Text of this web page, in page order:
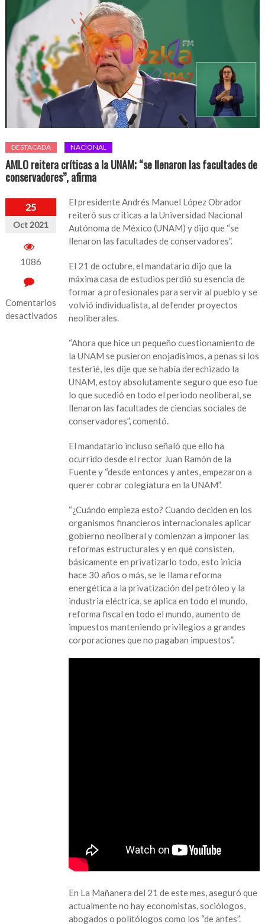
DESTACADA NACIONAL
AMLO reitera críticas a la UNAM; “se llenaron las facultades de
conservadores”, afirma
25
Oct 2021
1086
Comentarios
desactivados
El presidente Andrés Manuel López Obrador
reiteró sus críticas a la Universidad Nacional
Autónoma de México (UNAM) y dijo que “se
llenaron las facultades de conservadores”.
El 21 de octubre, el mandatario dijo que la
máxima casa de estudios perdió su esencia de
formar a profesionales para servir al pueblo y se
volvió individualista, al defender proyectos
neoliberales.
“Ahora que hice un pequeño cuestionamiento de
la UNAM se pusieron enojadísimos, a penas si los
testerié, les dije que se había derechizado la
UNAM, estoy absolutamente seguro que eso fue
lo que sucedió en todo el periodo neoliberal, se
llenaron las facultades de ciencias sociales de
conservadores”, comentó.
El mandatario incluso señaló que ello ha
ocurrido desde el rector Juan Ramón de la
Fuente y “desde entonces y antes, empezaron a
querer cobrar colegiatura en la UNAM”.
“¿Cuándo empieza esto? Cuando deciden en los
organismos financieros internacionales aplicar
gobierno neoliberal y comienzan a imponer las
reformas estructurales y en qué consisten,
básicamente en privatizarlo todo, esto inicia
hace 30 años o más, se le llama reforma
energética a la privatización del petróleo y la
industria eléctrica, se aplica en todo el mundo,
reforma fiscal en todo el mundo, aumento de
impuestos manteniendo privilegios a grandes
corporaciones que no pagaban impuestos”.
En La Mañanera del 21 de este mes, aseguró que
actualmente no hay economistas, sociólogos,
abogados o politólogos como los “de antes”.